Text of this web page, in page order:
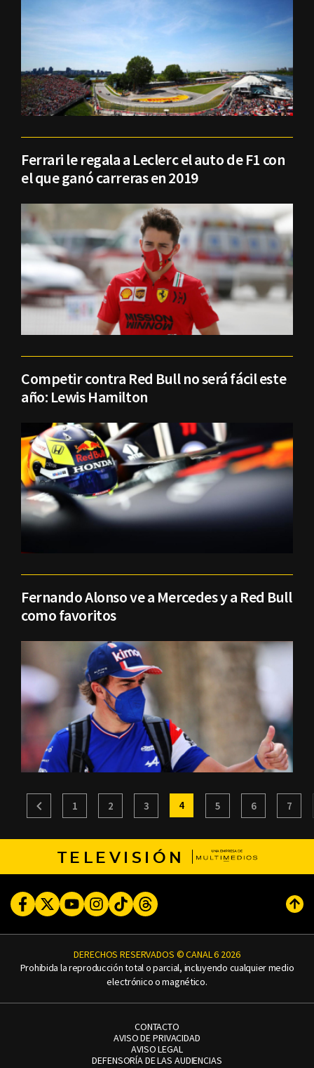
Ferrari le regala a Leclerc el auto de F1 con
el que ganó carreras en 2019
Competir contra Red Bull no será fácil este
año: Lewis Hamilton
Fernando Alonso ve a Mercedes y a Red Bull
como favoritos
1 2 3 4 5 6 7
TELEVISIÓN
FacebookTwitterYoutubeInstagram
TikTokThreads
DERECHOS RESERVADOS © CANAL 6 2026
Prohibida la reproducción total o parcial, incluyendo cualquier medio
electrónico o magnético.
CONTACTO
AVISO DE PRIVACIDAD
AVISO LEGAL
DEFENSORÍA DE LAS AUDIENCIAS